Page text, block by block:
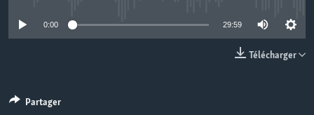
SCIENCE/TECHNOLOGIE
0:00 29:59
Télécharger
Partager